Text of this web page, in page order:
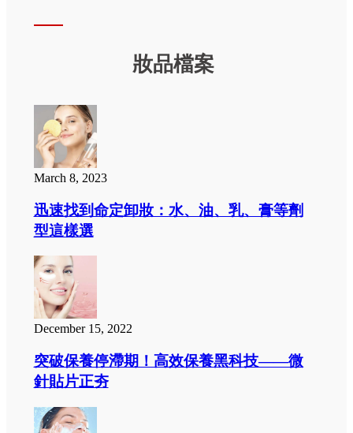
妝品檔案
March 8, 2023
迅速找到命定卸妝：水、油、乳、膏等劑
型這樣選
December 15, 2022
突破保養停滯期！高效保養黑科技——微
針貼片正夯